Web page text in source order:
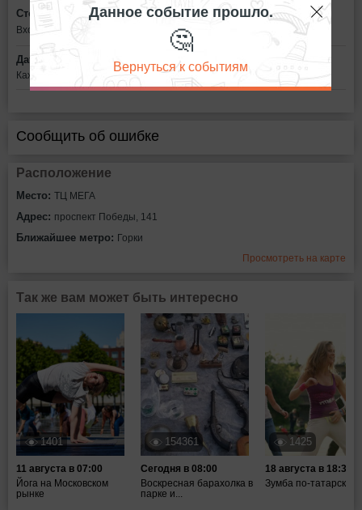
Стоимость билетов:
Вход свободный
Дата:
Каждый день с 10:00 до 22:00 по 10 марта
Сообщить об ошибке
Расположение
Место: ТЦ МЕГА
Адрес: проспект Победы, 141
Ближайшее метро: Горки
Просмотреть на карте
Так же вам может быть интересно
1401
11 августа в 07:00
Йога на Московском
рынке
154361
Сегодня в 08:00
Воскресная барахолка в
парке и...
1425
18 августа в 18:30
Зумба по-татарски
Данное событие прошло.
🤔
Вернуться к событиям